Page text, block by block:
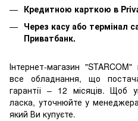
Кредитною карткою в
Через касу або термінал
Приватбанк.
Інтернет-магазин
все обладнання, що
гарантії – 12 місяців. Щоб
ласка, уточнюйте у
який Ви купуєте.